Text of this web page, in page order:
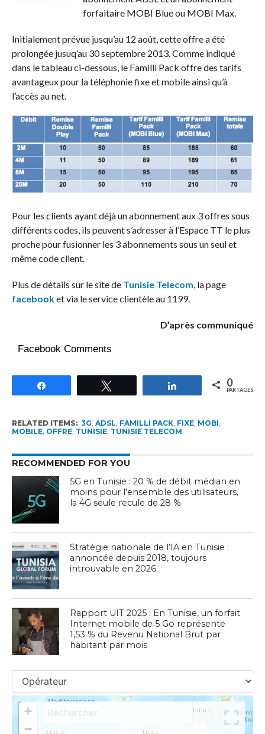
forfaitaire MOBI Blue ou MOBI Max.
Initialement prévue jusqu’au 12 août, cette offre a été
prolongée jusuq’au 30 septembre 2013. Comme indiqué
dans le tableau ci-dessous, le Familli Pack offre des tarifs
avantageux pour la téléphonie fixe et mobile ainsi qu’à
l’accès au net.
Pour les clients ayant déjà un abonnement aux 3 offres sous
différents codes, ils peuvent s’adresser à l’Espace TT le plus
proche pour fusionner les 3 abonnements sous un seul et
même code client.
Plus de détails sur le site de Tunisie Telecom, la page
facebooket via le service clientèle au 1199.
D’après communiqué
Facebook Comments
Partagez 0
PARTAGES
RELATED ITEMS: 3G, ADSL, FAMILLI PACK, FIXE, MOBI,
MOBILE, OFFRE, TUNISIE, TUNISIE TELECOM
RECOMMENDED FOR YOU
5G en Tunisie : 20 % de débit médian en
moins pour l’ensemble des utilisateurs,
la 4G seule recule de 28 %
Stratégie nationale de l’IA en Tunisie :
annoncée depuis 2018, toujours
introuvable en 2026
Rapport UIT 2025 : En Tunisie, un forfait
Internet mobile de 5 Go représente
1,53 % du Revenu National Brut par
habitant par mois